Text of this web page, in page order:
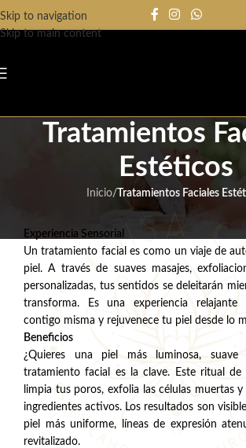
Skip to navigation
Skip to main content
Tratamientos
Estéticos
Inicio/ Tratamientos Faciales
Experiencia Sensorial
Un tratamiento facial es como un viaje de
piel. A través de suaves masajes,
personalizadas, tus sentidos se deleitarán
transforma. Es una experiencia
contigo misma y rejuvenece tu piel desde lo
Beneficios
¿Quieres una piel más luminosa,
tratamiento facial es la clave. Este ritual de
limpia tus poros, exfolia las células muertas
ingredientes activos. Los resultados son
piel más uniforme, líneas de expresión
revitalizado.